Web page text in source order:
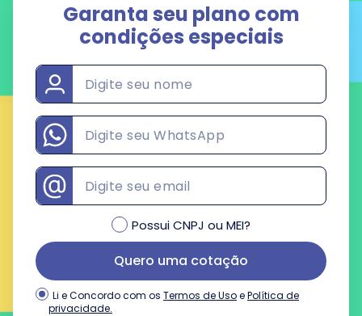
Garanta seu plano com
condições especiais
Possui CNPJ ou MEI?
Quero uma cotação
Li e Concordo com os Termos de UsoePolítica de
privacidade.